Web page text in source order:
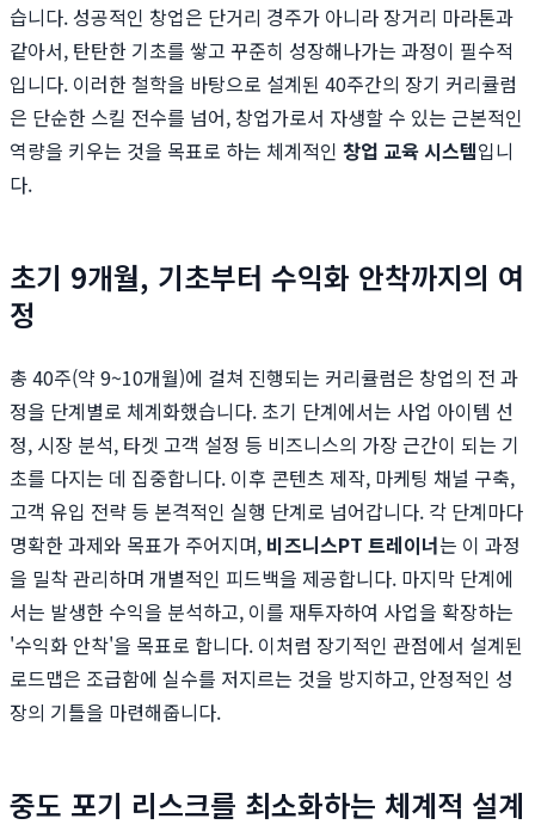
습니다. 성공적인 창업은 단거리 경주가 아니라 장거리 마라톤과
같아서, 탄탄한 기초를 쌓고 꾸준히 성장해나가는 과정이 필수적
입니다. 이러한 철학을 바탕으로 설계된 40주간의 장기 커리큘럼
은 단순한 스킬 전수를 넘어, 창업가로서 자생할 수 있는 근본적인
역량을 키우는 것을 목표로 하는 체계적인 창업 교육 시스템입니
다.
초기 9개월, 기초부터 수익화 안착까지의 여
정
총 40주(약 9~10개월)에 걸쳐 진행되는 커리큘럼은 창업의 전 과
정을 단계별로 체계화했습니다. 초기 단계에서는 사업 아이템 선
정, 시장 분석, 타겟 고객 설정 등 비즈니스의 가장 근간이 되는 기
초를 다지는 데 집중합니다. 이후 콘텐츠 제작, 마케팅 채널 구축,
고객 유입 전략 등 본격적인 실행 단계로 넘어갑니다. 각 단계마다
명확한 과제와 목표가 주어지며, 비즈니스PT 트레이너는 이 과정
을 밀착 관리하며 개별적인 피드백을 제공합니다. 마지막 단계에
서는 발생한 수익을 분석하고, 이를 재투자하여 사업을 확장하는
'수익화 안착'을 목표로 합니다. 이처럼 장기적인 관점에서 설계된
로드맵은 조급함에 실수를 저지르는 것을 방지하고, 안정적인 성
장의 기틀을 마련해줍니다.
중도 포기 리스크를 최소화하는 체계적 설계